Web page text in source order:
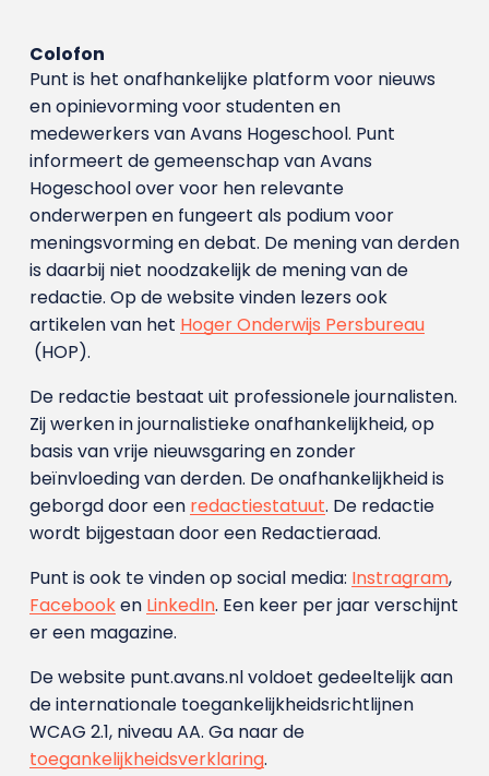
Colofon
Punt is het onafhankelijke platform voor nieuws
en opinievorming voor studenten en
medewerkers van Avans Hoge­school. Punt
informeert de gemeenschap van Avans
Hogeschool over voor hen relevante
onderwerpen en fungeert als podium voor
meningsvorming en debat. De mening van derden
is daarbij niet noodzakelijk de mening van de
redactie. Op de website vinden lezers ook
artikelen van het Hoger Onderwijs Persbureau
(HOP).
De redactie bestaat uit professionele journalisten.
Zij werken in journalistieke onafhankelijkheid, op
basis van vrije nieuwsgaring en zonder
beïnvloeding van derden. De onafhankelijkheid is
geborgd door een redactiestatuut. De redactie
wordt bijgestaan door een Redactieraad.
Punt is ook te vinden op social media: Instragram,
Facebooken LinkedIn. Een keer per jaar verschijnt
er een magazine.
De website punt.avans.nl voldoet gedeeltelijk aan
de internationale toegankelijkheidsrichtlijnen
WCAG 2.1, niveau AA. Ga naar de
toegankelijkheidsverklaring.